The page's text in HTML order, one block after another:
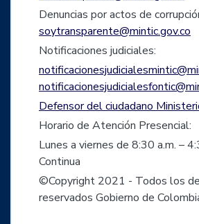
Denuncias por actos de
soytransparente@mintic.gov.co
Notificaciones judiciales:
Defensor del ciudadano
Horario de Atención Presencial:
Lunes a viernes de 8:30 a.m. –
Continua
©Copyright 2021 - Todos los
reservados Gobierno de